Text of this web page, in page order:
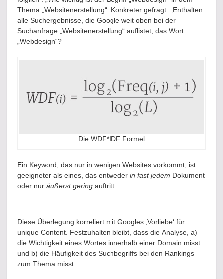
Thema „Websitenerstellung“. Konkreter gefragt: „Enthalten
alle Suchergebnisse, die Google weit oben bei der
Suchanfrage „Websitenerstellung“ auflistet, das Wort
„Webdesign“?
Die WDF*IDF Formel
Ein Keyword, das nur in wenigen Websites vorkommt, ist
geeigneter als eines, das entweder in fast jedem Dokument
oder nur äußerst gering auftritt.
Diese Überlegung korreliert mit Googles ‚Vorliebe‘ für
unique Content. Festzuhalten bleibt, dass die Analyse, a)
die Wichtigkeit eines Wortes innerhalb einer Domain misst
und b) die Häufigkeit des Suchbegriffs bei den Rankings
zum Thema misst.